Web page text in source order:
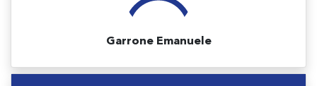
Garrone Emanuele